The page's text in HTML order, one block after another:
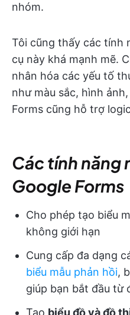
nhóm.
Tôi cũng thấy các tính
cụ này khá mạnh mẽ.
nhân hóa các yếu tố
như màu sắc, hình
Forms cũng hỗ trợ
Các tính năng
Google Forms
Cho phép tạo biểu
không giới hạn
Cung cấp đa dạng
biểu mẫu phản hồi,
giúp bạn bắt đầu từ
Tạo biểu đồ và đồ